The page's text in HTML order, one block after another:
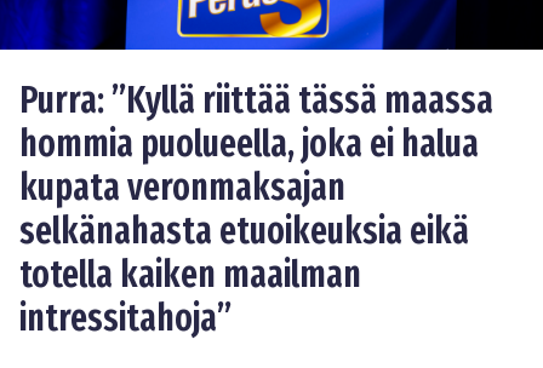
Purra: ”Kyllä riittää tässä maassa
hommia puolueella, joka ei halua
kupata veronmaksajan
selkänahasta etuoikeuksia eikä
totella kaiken maailman
intressitahoja”